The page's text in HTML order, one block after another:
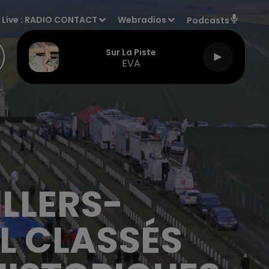
Live : RADIO CONTACT Webradios Podcasts
Sur La Piste
EVA
CLASSÉS